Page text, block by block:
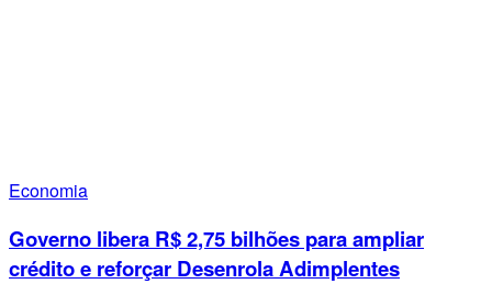
Economia
Governo libera R$ 2,75 bilhões para ampliar
crédito e reforçar Desenrola Adimplentes